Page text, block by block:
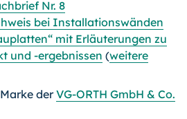
Nr. 8
bei Installationswänden
mit Erläuterungen zu
und -ergebnissen (weitere
derVG-ORTH GmbH & Co.